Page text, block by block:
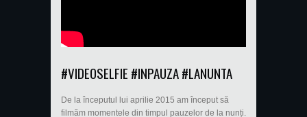
#VIDEOSELFIE #INPAUZA #LANUNTA
De la începutul lui aprilie 2015 am început să
filmăm momentele din timpul pauzelor de la nunți.